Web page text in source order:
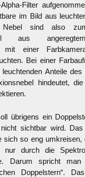
Filter
im Bild aus
sind also
aus
mit einer
Bei einer
Anteile des
hindeutet,
übrigens ein
sichtbar wird.
sich so eng umkreisen,
nur durch die
Darum spricht
Doppelstern“.